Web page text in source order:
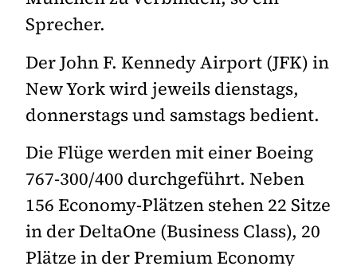
Sprecher.
Der John F. Kennedy Airport (JFK) in
New York wird jeweils dienstags,
donnerstags und samstags bedient.
Die Flüge werden mit einer Boeing
767-300/400 durchgeführt. Neben
156 Economy-Plätzen stehen 22 Sitze
in der DeltaOne (Business Class), 20
Plätze in der Premium Economy